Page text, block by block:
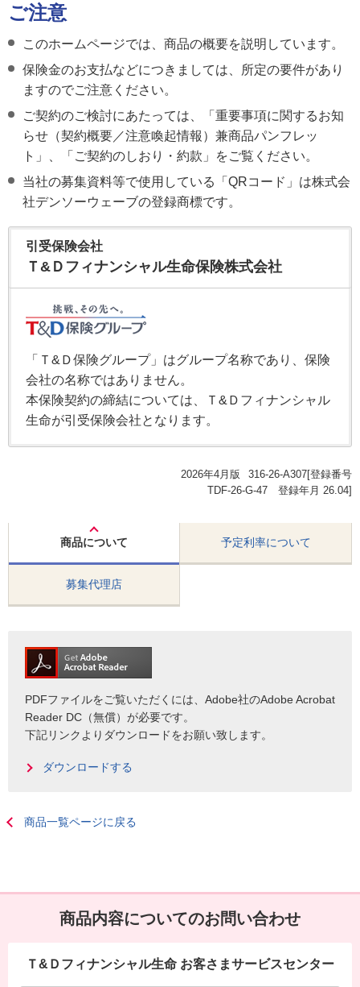
ご注意
このホームページでは、商品の概要を説明しています。
保険金のお支払などにつきましては、所定の要件があり
ますのでご注意ください。
ご契約のご検討にあたっては、「重要事項に関するお知
らせ（契約概要／注意喚起情報）兼商品パンフレッ
ト」、「ご契約のしおり・約款」をご覧ください。
当社の募集資料等で使用している「QRコード」は株式会
社デンソーウェーブの登録商標です。
引受保険会社
Ｔ&Ｄフィナンシャル生命保険株式会社
「Ｔ&Ｄ保険グループ」はグループ名称であり、保険
会社の名称ではありません。
本保険契約の締結については、Ｔ&Ｄフィナンシャル
生命が引受保険会社となります。
2026年4月版
316-26-A307[登録番号
TDF-26-G-47 登録年月 26.04]
商品について 予定利率について
募集代理店
PDFファイルをご覧いただくには、Adobe社のAdobe Acrobat
Reader DC（無償）が必要です。
下記リンクよりダウンロードをお願い致します。
ダウンロードする
商品一覧ページに戻る
商品内容についてのお問い合わせ
Ｔ&Ｄフィナンシャル生命 お客さまサービスセンター